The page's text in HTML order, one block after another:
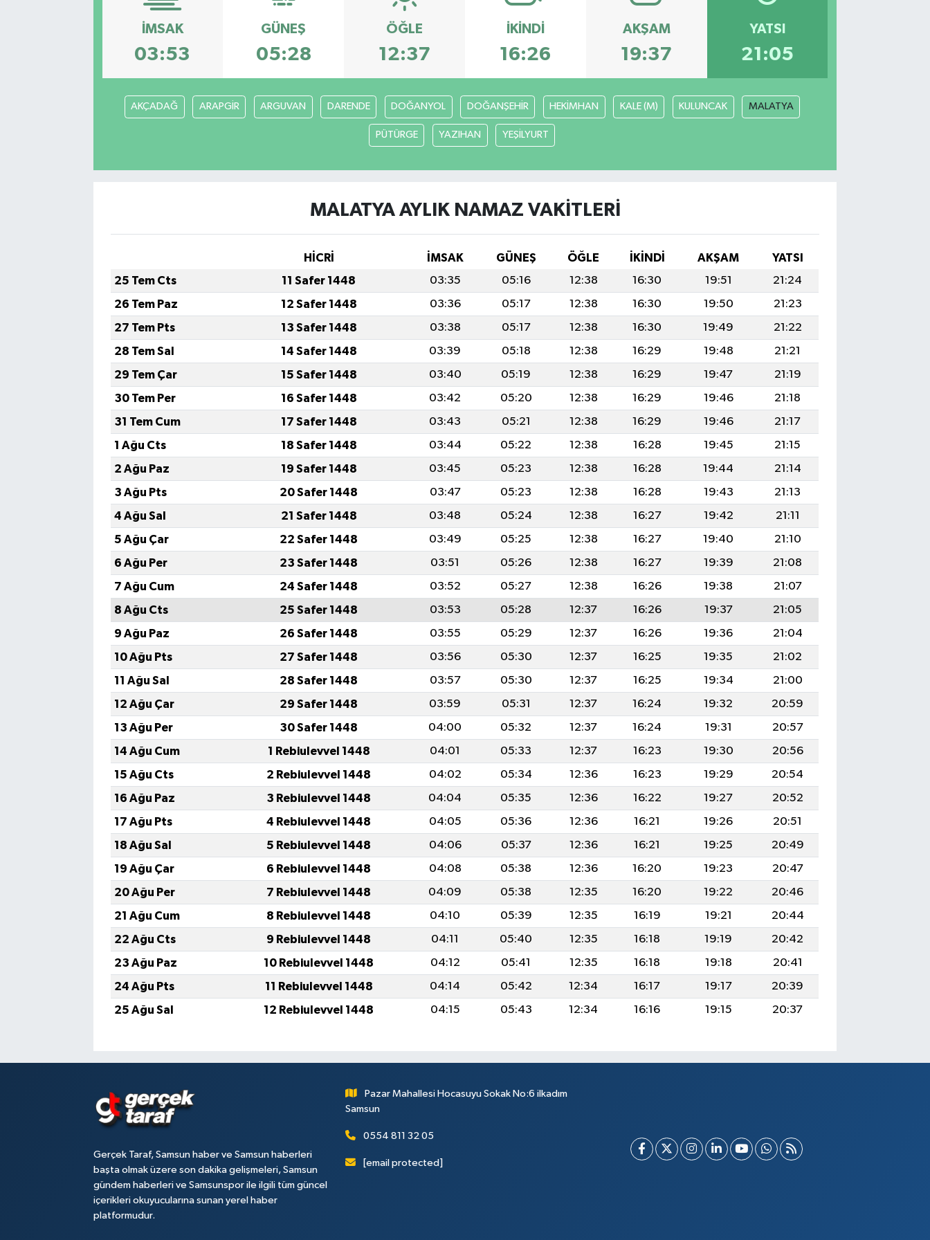
İMSAK
03:53
GÜNEŞ
05:28
ÖĞLE
12:37
İKINDI
16:26
AKŞAM
19:37
YATSI
21:05
AKÇADAĞ ARAPGİR ARGUVAN DARENDE DOĞANYOL DOĞANŞEHİR HEKİMHAN KALE (M) KULUNCAK MALATYA
PÜTÜRGE YAZIHAN YEŞİLYURT
MALATYA AYLIK NAMAZ VAKITLERI
HİCRİ İMSAK GÜNEŞ ÖĞLE İKINDI AKŞAM
YATSI
25 Tem Cts
11 Safer 1448 03:35 05:16 12:38 16:30 19:51
21:24
26 Tem Paz
12 Safer 1448 03:36 05:17 12:38 16:30 19:50
21:23
27 Tem Pts
13 Safer 1448 03:38 05:17 12:38 16:30 19:49
21:22
28 Tem Sal
14 Safer 1448 03:39 05:18 12:38 16:29 19:48
21:21
29 Tem Çar
15 Safer 1448 03:40 05:19 12:38 16:29 19:47
21:19
30 Tem Per
16 Safer 1448 03:42 05:20 12:38 16:29 19:46
21:18
31 Tem Cum
17 Safer 1448 03:43 05:21 12:38 16:29 19:46
21:17
1 Ağu Cts
18 Safer 1448 03:44 05:22 12:38 16:28 19:45
21:15
2 Ağu Paz
19 Safer 1448 03:45 05:23 12:38 16:28 19:44
21:14
3 Ağu Pts
20 Safer 1448 03:47 05:23 12:38 16:28 19:43
21:13
4 Ağu Sal
21 Safer 1448 03:48 05:24 12:38 16:27 19:42
21:11
5 Ağu Çar
22 Safer 1448 03:49 05:25 12:38 16:27 19:40
21:10
6 Ağu Per
23 Safer 1448 03:51 05:26 12:38 16:27 19:39
21:08
7 Ağu Cum
24 Safer 1448 03:52 05:27 12:38 16:26 19:38
21:07
8 Ağu Cts
25 Safer 1448 03:53 05:28 12:37 16:26 19:37
21:05
9 Ağu Paz
26 Safer 1448 03:55 05:29 12:37 16:26 19:36
21:04
10 Ağu Pts
27 Safer 1448 03:56 05:30 12:37 16:25 19:35
21:02
11 Ağu Sal
28 Safer 1448 03:57 05:30 12:37 16:25 19:34
21:00
12 Ağu Çar
29 Safer 1448 03:59 05:31 12:37 16:24 19:32
20:59
13 Ağu Per
30 Safer 1448 04:00 05:32 12:37 16:24 19:31
20:57
14 Ağu Cum
1 Rebiulevvel 1448 04:01 05:33 12:37 16:23 19:30
20:56
15 Ağu Cts
2 Rebiulevvel 1448 04:02 05:34 12:36 16:23 19:29
20:54
16 Ağu Paz
3 Rebiulevvel 1448 04:04 05:35 12:36 16:22 19:27
20:52
17 Ağu Pts
4 Rebiulevvel 1448 04:05 05:36 12:36 16:21 19:26
20:51
18 Ağu Sal
5 Rebiulevvel 1448 04:06 05:37 12:36 16:21 19:25
20:49
19 Ağu Çar
6 Rebiulevvel 1448 04:08 05:38 12:36 16:20 19:23
20:47
20 Ağu Per
7 Rebiulevvel 1448 04:09 05:38 12:35 16:20 19:22
20:46
21 Ağu Cum
8 Rebiulevvel 1448 04:10 05:39 12:35 16:19 19:21
20:44
22 Ağu Cts
9 Rebiulevvel 1448 04:11 05:40 12:35 16:18 19:19
20:42
23 Ağu Paz
10 Rebiulevvel 1448 04:12 05:41 12:35 16:18 19:18
20:41
24 Ağu Pts
11 Rebiulevvel 1448 04:14 05:42 12:34 16:17 19:17
20:39
25 Ağu Sal
12 Rebiulevvel 1448 04:15 05:43 12:34 16:16 19:15 20:37
Gerçek Taraf, Samsun haber ve Samsun haberleri
başta olmak üzere son dakika gelişmeleri, Samsun
gündem haberleri ve Samsunspor ile ilgili tüm güncel
içerikleri okuyucularına sunan yerel haber
platformudur.
Pazar Mahallesi Hocasuyu Sokak No:6 ilkadım
Samsun
0554 811 32 05
[email protected]